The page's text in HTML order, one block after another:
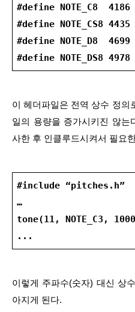
#define NOTE_C8  4186
#define NOTE_CS8 4435
#define NOTE_D8  4699
#define NOTE_DS8 4978
이 헤더파일은 전역 상수 정의
일의 용량을 증가시키진 않는
사한 후 인클루드시켜서 필요
#include “pitches.h”
…
tone(11, NOTE_C3,
...
이렇게 주파수(숫자) 대신 상
아지게 된다.